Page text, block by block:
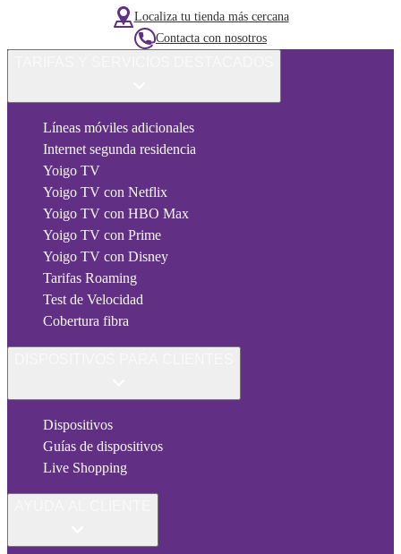
Localiza tu tienda más cercana
Contacta con nosotros
Líneas móviles adicionales
Internet segunda residencia
Yoigo TV
Yoigo TV con Netflix
Yoigo TV con HBO Max
Yoigo TV con Prime
Yoigo TV con Disney
Tarifas Roaming
Test de Velocidad
Cobertura fibra
Dispositivos
Guías de dispositivos
Live Shopping